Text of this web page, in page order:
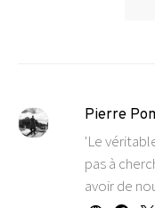
Pierre
'Le
pas à
avoir de